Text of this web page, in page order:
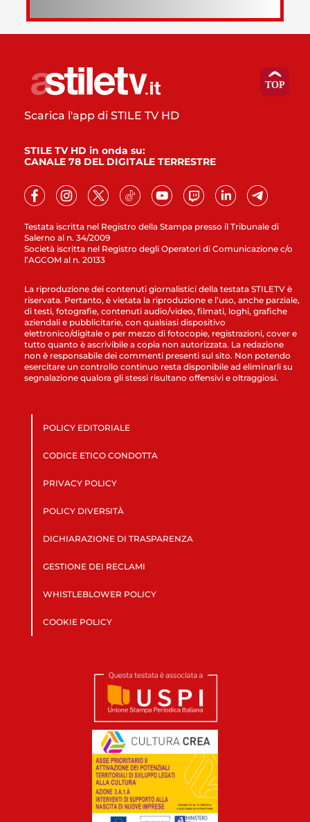
Testata iscritta nel Registro della Stampa presso il Tribunale di
Salerno al n. 34/2009
Società iscritta nel Registro degli Operatori di Comunicazione c/o
l’AGCOM al n. 20133
Scarica l'app di STILE TV HD
STILE TV HD in onda su:
CANALE 78 DEL DIGITALE TERRESTRE
La riproduzione dei contenuti giornalistici della testata STILETV è
riservata. Pertanto, è vietata la riproduzione e l’uso, anche parziale,
di testi, fotografie, contenuti audio/video, filmati, loghi, grafiche
aziendali e pubblicitarie, con qualsiasi dispositivo
elettronico/digitale o per mezzo di fotocopie, registrazioni, cover e
tutto quanto è ascrivibile a copia non autorizzata. La redazione
non è responsabile dei commenti presenti sul sito. Non potendo
esercitare un controllo continuo resta disponibile ad eliminarli su
segnalazione qualora gli stessi risultano offensivi e oltraggiosi.
POLICY EDITORIALE
CODICE ETICO CONDOTTA
PRIVACY POLICY
POLICY DIVERSITÀ
DICHIARAZIONE DI TRASPARENZA
GESTIONE DEI RECLAMI
WHISTLEBLOWER POLICY
COOKIE POLICY